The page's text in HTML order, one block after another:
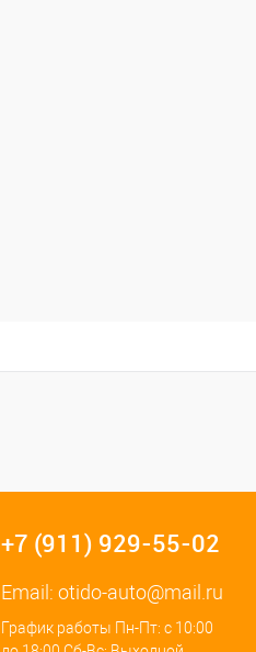
+7 (911) 929-55-02
Email: otido-auto@mail.ru
График работы Пн-Пт: с 10:00